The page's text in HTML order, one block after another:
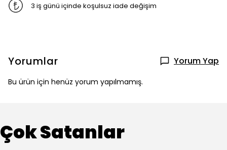
3 iş günü içinde koşulsuz iade değişim
Yorumlar Yorum Yap
Bu ürün için henüz yorum yapılmamış.
Çok Satanlar